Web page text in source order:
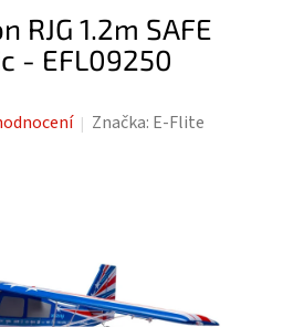
1.2m SAFE
- EFL09250
Značka: E-Flite